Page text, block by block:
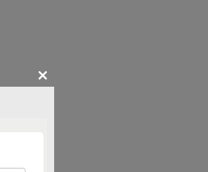
Close